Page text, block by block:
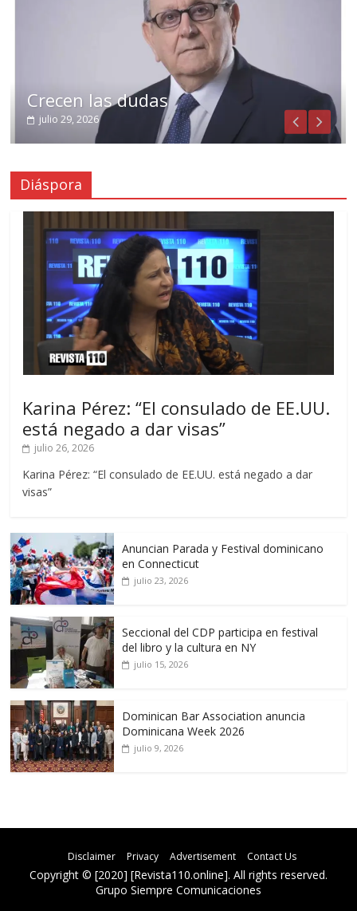
Crecen las dudas
julio 29, 2026
Diáspora
Karina Pérez: “El consulado de EE.UU.
está negado a dar visas”
julio 26, 2026
Karina Pérez: “El consulado de EE.UU. está negado a dar
visas”
Anuncian Parada y Festival dominicano
en Connecticut
julio 23, 2026
Seccional del CDP participa en festival
del libro y la cultura en NY
julio 15, 2026
Dominican Bar Association anuncia
Dominicana Week 2026
julio 9, 2026
Disclaimer Privacy Advertisement Contact Us
Copyright © [2020] [Revista110.online]. All rights reserved.
Grupo Siempre Comunicaciones